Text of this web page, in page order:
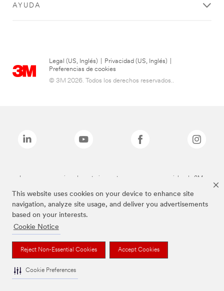
This website uses cookies on your device to enhance site
navigation, analyze site usage, and deliver you advertisements
based on your interests.
Cookie Notice
Reject Non-Essential Cookies Accept Cookies
Cookie Preferences
AYUDA
Legal (US, Inglés) Privacidad (US, Inglés)
Preferencias de cookies
© 3M 2026. Todos los derechos reservados..
Las marcas mencionadas anteriormente son marcas comerciales de 3M.